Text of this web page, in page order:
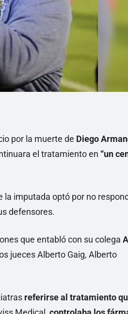
por la muerte de Diego
el tratamiento en “un
la imputada optó por no
defensores.
que entabló con su colega
jueces Alberto Gaig, Alberto
referirse al tratamiento